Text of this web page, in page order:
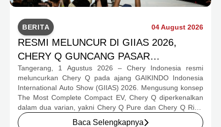
BERITA 04 August 2026
RESMI MELUNCUR DI GIIAS 2026,
CHERY Q GUNCANG PASAR
OTOMOTIF MELALUI HARGA SPESIAL
MULAI RP239,9 JUTA
Tangerang, 1 Agustus 2026 – Chery Indonesia resmi
meluncurkan Chery Q pada ajang GAIKINDO Indonesia
International Auto Show (GIIAS) 2026. Mengusung konsep
The Most Complete Compact EV, Chery Q diperkenalkan
dalam dua varian, yakni Chery Q Pure dan Chery Q Rizz,
untuk mengakomodasi kebutuhan mobilitas serta
Baca Selengkapnya